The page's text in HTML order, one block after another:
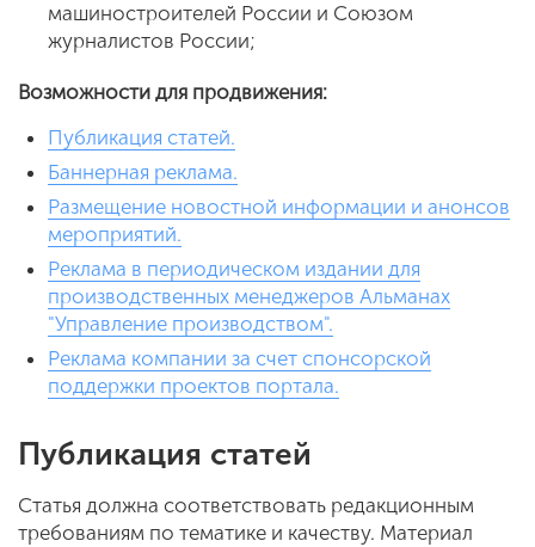
машиностроителей России и Союзом
журналистов России;
Возможности для продвижения:
Публикация статей.
Баннерная реклама.
Размещение новостной информации и анонсов
мероприятий.
Реклама в периодическом издании для
производственных менеджеров Альманах
"Управление производством".
Реклама компании за счет спонсорской
поддержки проектов портала.
Публикация статей
Статья должна соответствовать редакционным
требованиям по тематике и качеству. Материал